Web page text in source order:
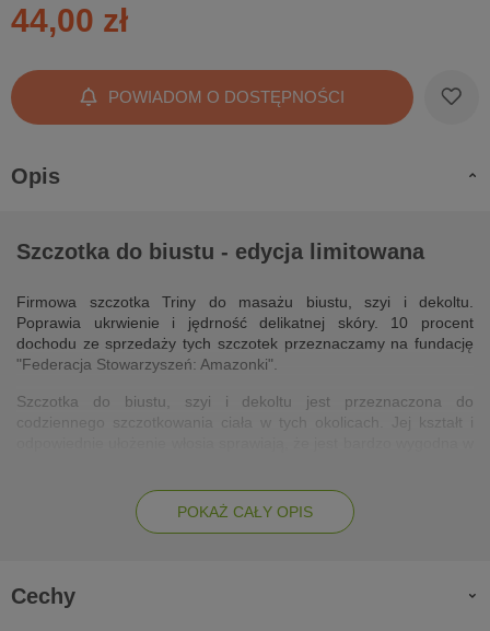
44,00 zł
POWIADOM O DOSTĘPNOŚCI
Opis
Szczotka do biustu - edycja limitowana
Firmowa szczotka Triny do masażu biustu, szyi i dekoltu.
Poprawia ukrwienie i jędrność delikatnej skóry. 10 procent
dochodu ze sprzedaży tych szczotek przeznaczamy na fundację
"Federacja Stowarzyszeń: Amazonki".
Szczotka do biustu, szyi i dekoltu jest przeznaczona do
codziennego szczotkowania ciała w tych okolicach. Jej kształt i
Przy okazji umożliwia też samokontrolę piersi, co jest podstawą
profilaktyki zdrowotnej każdej kobiety. Szczotka może być
POKAŻ CAŁY OPIS
Cechy